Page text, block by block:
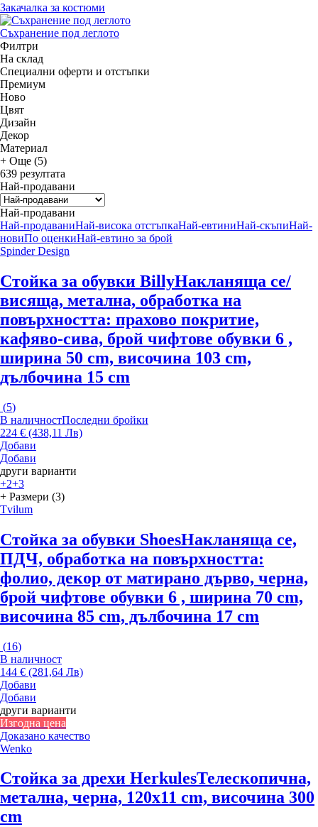
Закачалка за костюми
Съхранение под леглото
Филтри
На склад
Специални оферти и отстъпки
Премиум
Новo
Цвят
Дизайн
Декор
Материал
+ Още (5)
639 резултата
Най-продавани
Най-продавани
Най-продаваниНай-висока отстъпкаНай-евтиниНай-скъпиНай-
новиПо оценкиНай-евтино за брой
Spinder Design
Стойка за обувки BillyНакланяща се/
висяща, метална, oбработка на
повърхността: прахово покритие,
кафяво-сива, брой чифтове обувки 6 ,
ширина 50 cm, височина 103 cm,
дълбочина 15 cm
(5)
В наличностПоследни бройки
224 € (438,11 Лв)
Добави
Добави
други варианти
+2+3
+ Размери (3)
Tvilum
Стойка за обувки ShoesНакланяща се,
ПДЧ, oбработка на повърхността:
фолио, декор от матирано дърво, черна,
брой чифтове обувки 6 , ширина 70 cm,
височина 85 cm, дълбочина 17 cm
(16)
В наличност
144 € (281,64 Лв)
Добави
Добави
други варианти
Изгодна цена
Доказано качество
Wenko
Стойка за дрехи HerkulesТелескопична,
метална, черна, 120x11 cm, височина 300
cm